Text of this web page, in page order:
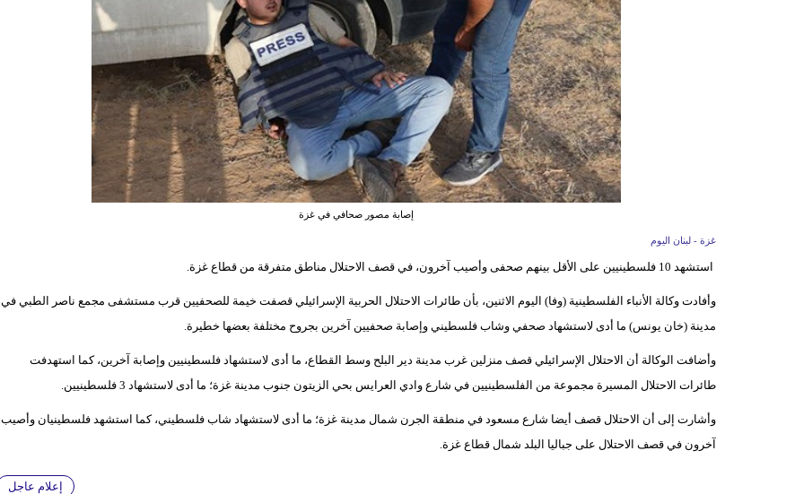
إصابة مصور صحافي في غزة
غزة - لبنان اليوم
استشهد 10 فلسطينيين على الأقل بينهم صحفى وأصيب آخرون، في قصف الاحتلال مناطق متفرقة من قطاع غزة.
وأفادت وكالة الأنباء الفلسطينية (وفا) اليوم الاثنين، بأن طائرات الاحتلال الحربية الإسرائيلي قصفت خيمة للصحفيين قرب مستشفى مجمع ناصر الطبي في
مدينة (خان يونس) ما أدى لاستشهاد صحفي وشاب فلسطيني وإصابة صحفيين آخرين بجروح مختلفة بعضها خطيرة.
وأضافت الوكالة أن الاحتلال الإسرائيلي قصف منزلين غرب مدينة دير البلح وسط القطاع، ما أدى لاستشهاد فلسطينيين وإصابة آخرين، كما استهدفت
طائرات الاحتلال المسيرة مجموعة من الفلسطينيين في شارع وادي العرايس بحي الزيتون جنوب مدينة غزة؛ ما أدى لاستشهاد 3 فلسطينيين.
وأشارت إلى أن الاحتلال قصف أيضا شارع مسعود في منطقة الجرن شمال مدينة غزة؛ ما أدى لاستشهاد شاب فلسطيني، كما استشهد فلسطينيان وأصيب
آخرون في قصف الاحتلال على جباليا البلد شمال قطاع غزة.
إعلام عاجل